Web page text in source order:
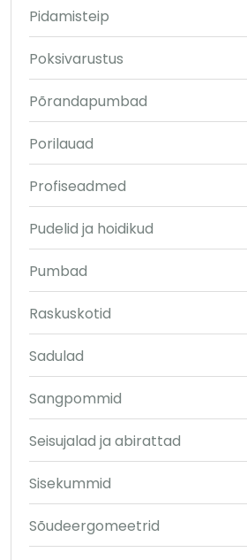
Pidamisteip
Poksivarustus
Põrandapumbad
Porilauad
Profiseadmed
Pudelid ja hoidikud
Pumbad
Raskuskotid
Sadulad
Sangpommid
Seisujalad ja abirattad
Sisekummid
Sõudeergomeetrid